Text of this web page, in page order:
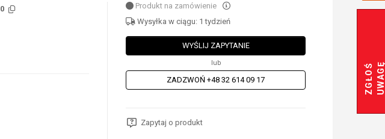
Z
G
Ł
O
Ś
U
W
A
GĘ
Produkt na zamówienie
Wysyłka w ciągu: 1 tydzień
WYŚLIJ ZAPYTANIE
lub
ZADZWOŃ +48 32 614 09 17
Zapytaj o produkt